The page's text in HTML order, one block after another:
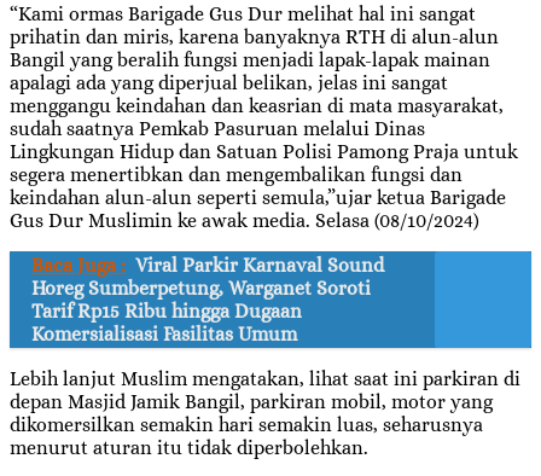
“Kami ormas Barigade Gus Dur melihat hal ini sangat
prihatin dan miris, karena banyaknya RTH di alun-alun
Bangil yang beralih fungsi menjadi lapak-lapak mainan
apalagi ada yang diperjual belikan, jelas ini sangat
menggangu keindahan dan keasrian di mata masyarakat,
sudah saatnya Pemkab Pasuruan melalui Dinas
Lingkungan Hidup dan Satuan Polisi Pamong Praja untuk
segera menertibkan dan mengembalikan fungsi dan
keindahan alun-alun seperti semula,”ujar ketua Barigade
Gus Dur Muslimin ke awak media. Selasa (08/10/2024)
Baca Juga : Viral Parkir Karnaval Sound
Horeg Sumberpetung, Warganet Soroti
Tarif Rp15 Ribu hingga Dugaan
Komersialisasi Fasilitas Umum
Lebih lanjut Muslim mengatakan, lihat saat ini parkiran di
depan Masjid Jamik Bangil, parkiran mobil, motor yang
dikomersilkan semakin hari semakin luas, seharusnya
menurut aturan itu tidak diperbolehkan.